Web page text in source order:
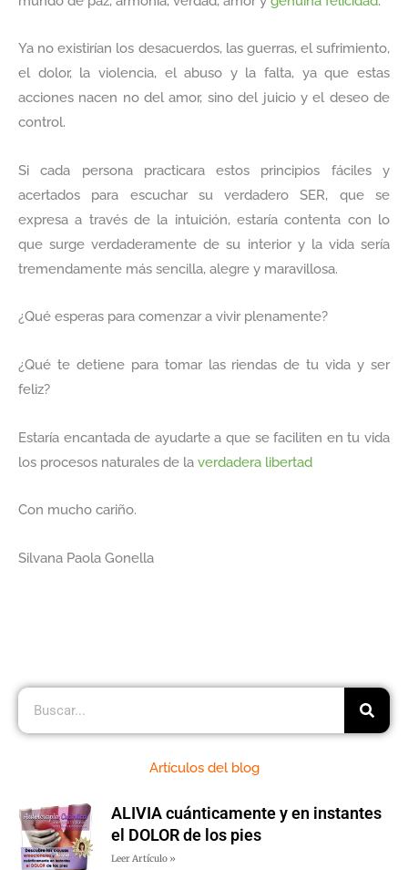
Ya no existirían los desacuerdos, las guerras, el sufrimiento,
el dolor, la violencia, el abuso y la falta, ya que estas
acciones nacen no del amor, sino del juicio y el deseo de
control.
Si cada persona practicara estos principios fáciles y
acertados para escuchar su verdadero SER, que se
expresa a través de la intuición, estaría contenta con lo
que surge verdaderamente de su interior y la vida sería
tremendamente más sencilla, alegre y maravillosa.
¿Qué esperas para comenzar a vivir plenamente?
¿Qué te detiene para tomar las riendas de tu vida y ser
feliz?
Estaría encantada de ayudarte a que se faciliten en tu vida
los procesos naturales de la verdadera libertad
Con mucho cariño.
Silvana Paola Gonella
Artículos del blog
ALIVIA cuánticamente y en instantes
el DOLOR de los pies
Leer Artículo »